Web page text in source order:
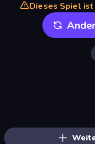
Dieses Spiel ist